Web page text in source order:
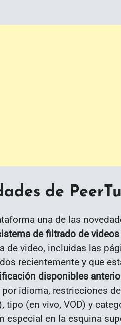
de
una de las
de filtrado de videos
de video, incluidas las
recientemente y que
disponibles
por idioma, restricciones
tipo (en vivo, VOD) y
especial en la esquina